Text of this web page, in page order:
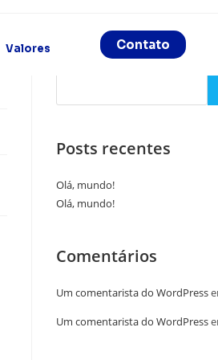
Valores Contato
Posts recentes
Olá, mundo!
Olá, mundo!
Comentários
Um comentarista do WordPress
Um comentarista do WordPress